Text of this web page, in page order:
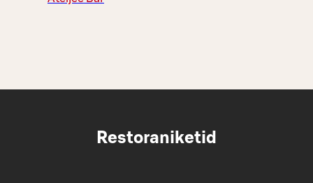
Restoraniketid